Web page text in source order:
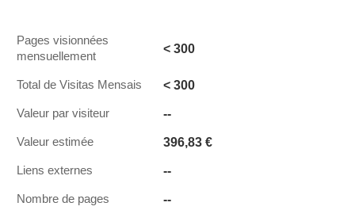
Pages visionnées
mensuellement
< 300
Total de Visitas Mensais < 300
Valeur par visiteur --
Valeur estimée 396,83 €
Liens externes --
Nombre de pages --